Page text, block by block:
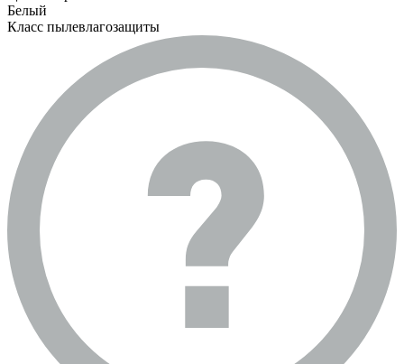
Белый
Класс пылевлагозащиты